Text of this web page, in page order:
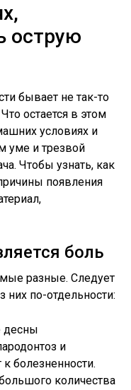
острую
бывает не так-то
остается в этом
условиях и
уме и трезвой
Чтобы узнать, как
появления
боль
разные. Следует
них по-отдельности:
десны
и
болезненности.
количества